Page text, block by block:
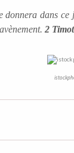
donnera dans
2